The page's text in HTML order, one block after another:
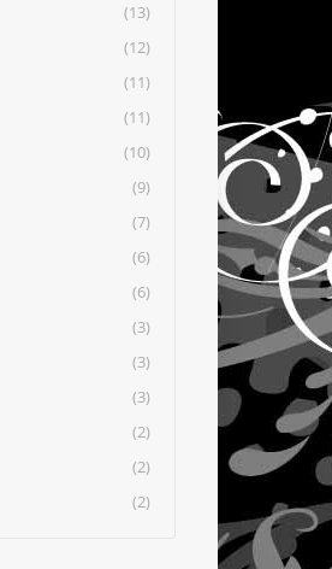
(13)
(12)
(11)
(11)
(10)
(9)
(7)
(6)
(6)
(3)
(3)
(3)
(2)
(2)
(2)